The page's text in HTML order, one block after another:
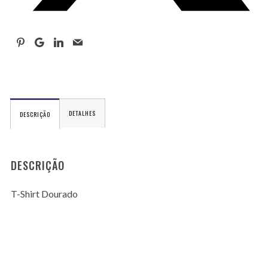
DESCRIÇÃO DETALHES
DESCRIÇÃO
T-Shirt Dourado